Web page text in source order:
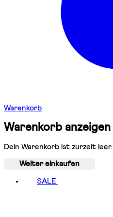
Warenkorb
Warenkorb anzeigen
Dein Warenkorb ist zurzeit leer.
Weiter einkaufen
SALE